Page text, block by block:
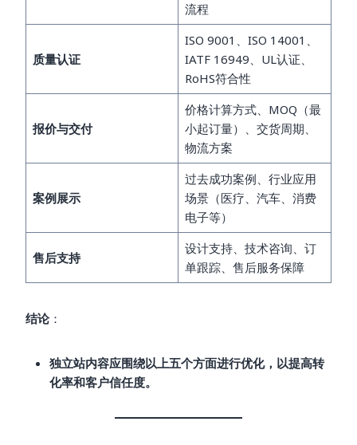
流程
质量认证
ISO 9001、ISO 14001、
IATF 16949、UL认证、
RoHS符合性
报价与交付
价格计算方式、MOQ（最
小起订量）、交货周期、
物流方案
案例展示
过去成功案例、行业应用
场景（医疗、汽车、消费
电子等）
售后支持
设计支持、技术咨询、订
单跟踪、售后服务保障
结论：
独立站内容应围绕以上五个方面进行优化，以提高转
化率和客户信任度。